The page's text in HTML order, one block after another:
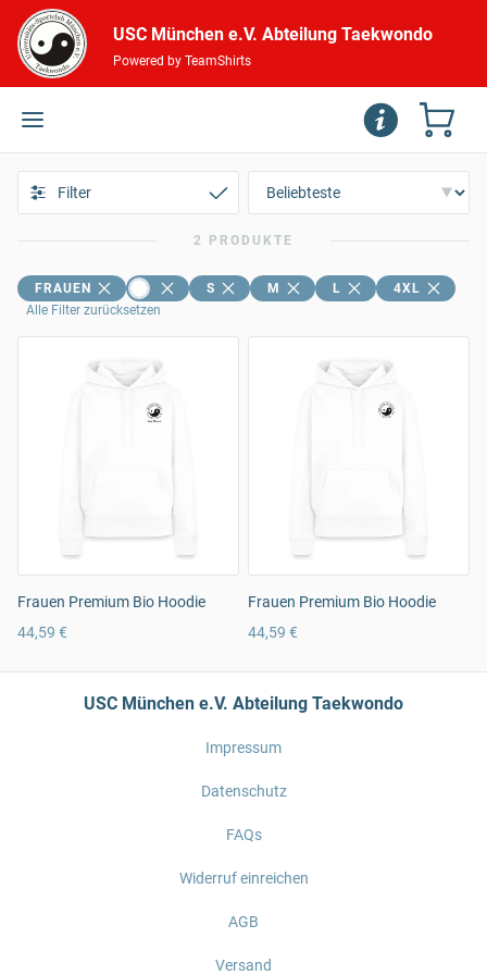
USC München e.V. Abteilung Taekwondo
Powered by TeamShirts
Filter
2 PRODUKTE
FRAUEN S M L
4XL
Alle Filter zurücksetzen
Frauen Premium Bio Hoodie
44,59 €
Frauen Premium Bio Hoodie
44,59 €
USC München e.V. Abteilung Taekwondo
Impressum
Datenschutz
FAQs
Widerruf einreichen
AGB
Versand